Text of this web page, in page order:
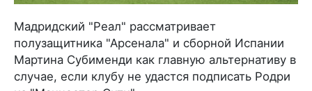
Мадридский "Реал" рассматривает
полузащитника "Арсенала" и сборной Испании
Мартина Субименди как главную альтернативу в
случае, если клубу не удастся подписать Родри